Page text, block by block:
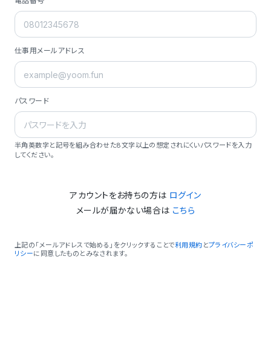
仕事用メールアドレス
パスワード
半角英数字と記号を組み合わせた8文字以上の想定されにくいパスワードを入力
してください。
アカウントをお持ちの方は ログイン
メールが届かない場合は こちら
上記の「メールアドレスで始める」をクリックすることで利用規約 とプライバシーポ
リシーに同意したものとみなされます。